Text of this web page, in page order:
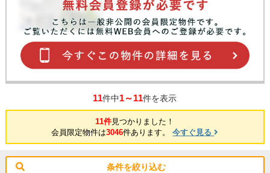
11件中1～11件を表示
11件見つかりました！
会員限定物件は3046件あります。今すぐ見る
条件を絞り込む